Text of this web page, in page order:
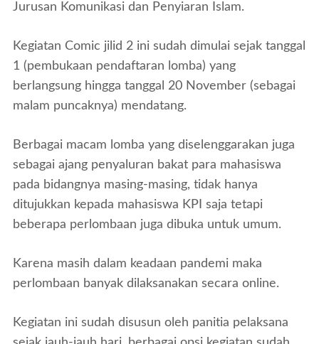
Jurusan Komunikasi dan Penyiaran Islam.
Kegiatan Comic jilid 2 ini sudah dimulai sejak tanggal
1 (pembukaan pendaftaran lomba) yang
berlangsung hingga tanggal 20 November (sebagai
malam puncaknya) mendatang.
Berbagai macam lomba yang diselenggarakan juga
sebagai ajang penyaluran bakat para mahasiswa
pada bidangnya masing-masing, tidak hanya
ditujukkan kepada mahasiswa KPI saja tetapi
beberapa perlombaan juga dibuka untuk umum.
Karena masih dalam keadaan pandemi maka
perlombaan banyak dilaksanakan secara online.
Kegiatan ini sudah disusun oleh panitia pelaksana